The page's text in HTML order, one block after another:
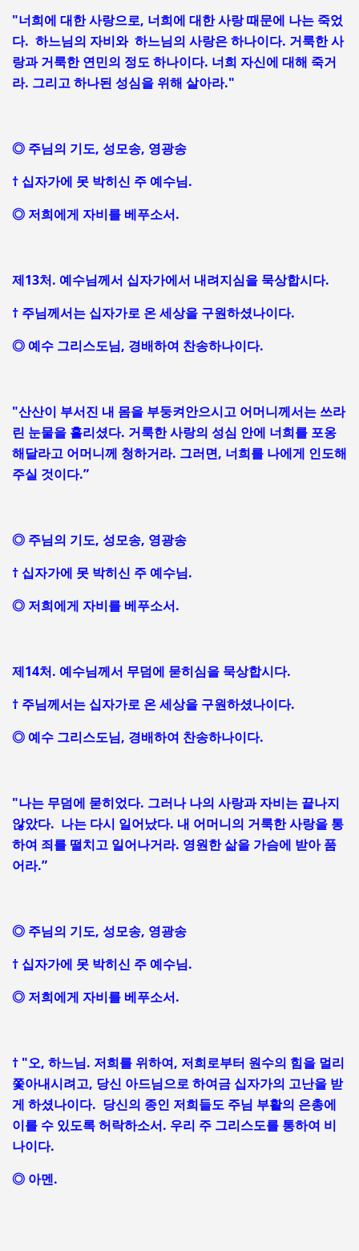
"너희에 대한 사랑으로, 너희에 대한 사랑 때문에 나는 죽었
다. 하느님의 자비와 하느님의 사랑은 하나이다. 거룩한 사
랑과 거룩한 연민의 정도 하나이다. 너희 자신에 대해 죽거
라. 그리고 하나된 성심을 위해 살아라."
◎ 주님의 기도, 성모송, 영광송
† 십자가에 못 박히신 주 예수님.
◎ 저희에게 자비를 베푸소서.
제13처. 예수님께서 십자가에서 내려지심을 묵상합시다.
† 주님께서는 십자가로 온 세상을 구원하셨나이다.
◎ 예수 그리스도님, 경배하여 찬송하나이다.
"산산이 부서진 내 몸을 부둥켜안으시고 어머니께서는 쓰라
린 눈물을 흘리셨다. 거룩한 사랑의 성심 안에 너희를 포옹
해달라고 어머니께 청하거라. 그러면, 너희를 나에게 인도해
주실 것이다.”
◎ 주님의 기도, 성모송, 영광송
† 십자가에 못 박히신 주 예수님.
◎ 저희에게 자비를 베푸소서.
제14처. 예수님께서 무덤에 묻히심을 묵상합시다.
† 주님께서는 십자가로 온 세상을 구원하셨나이다.
◎ 예수 그리스도님, 경배하여 찬송하나이다.
"나는 무덤에 묻히었다. 그러나 나의 사랑과 자비는 끝나지
않았다. 나는 다시 일어났다. 내 어머니의 거룩한 사랑을 통
하여 죄를 떨치고 일어나거라. 영원한 삶을 가슴에 받아 품
어라.”
◎ 주님의 기도, 성모송, 영광송
† 십자가에 못 박히신 주 예수님.
◎ 저희에게 자비를 베푸소서.
† "오, 하느님. 저희를 위하여, 저희로부터 원수의 힘을 멀리
쫓아내시려고, 당신 아드님으로 하여금 십자가의 고난을 받
게 하셨나이다. 당신의 종인 저희들도 주님 부활의 은총에
이를 수 있도록 허락하소서. 우리 주 그리스도를 통하여 비
나이다.
◎ 아멘.